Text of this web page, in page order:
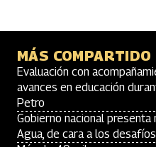
MÁS COMPARTIDO
Evaluación con
avances en educación
Petro
Gobierno nacional
Agua, de cara a los